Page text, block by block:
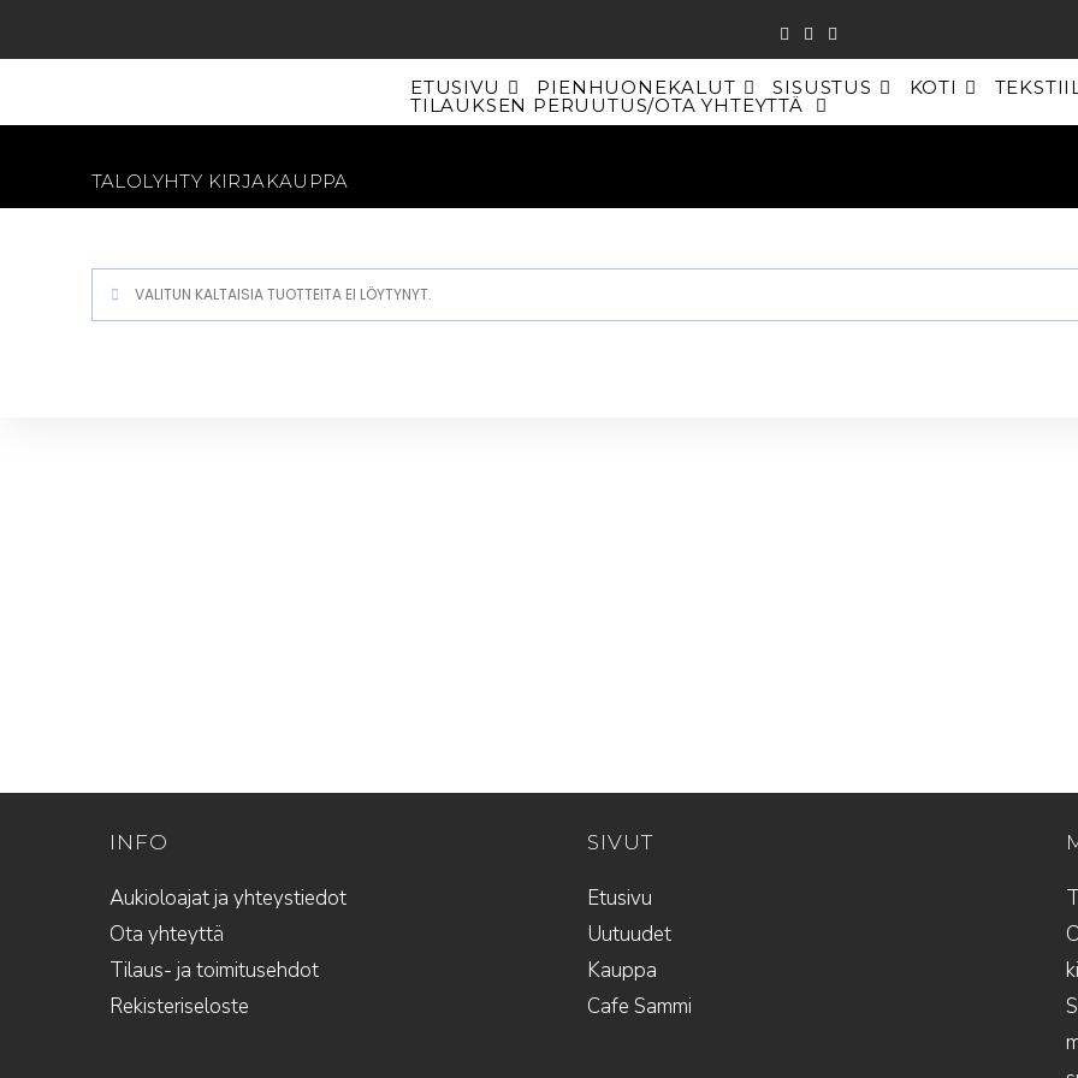
ETUSIVU PIENHUONEKALUT SISUSTUS KOTI
TILAUKSEN PERUUTUS/OTA YHTEYTTÄ TOGGLE
WEBSITE
TALOLYHTY KIRJAKAUPPA
VALITUN KALTAISIA TUOTTEITA EI LÖYTYNYT.
INFO
Aukioloajat ja yhteystiedot
Ota yhteyttä
Tilaus- ja toimitusehdot
Rekisteriseloste
SIVUT
Etusivu
Uutuudet
Kauppa
Cafe Sammi